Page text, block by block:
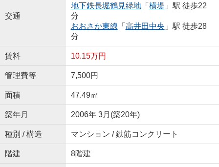
交通
地下鉄長堀鶴見緑地「 横堤 」駅 徒歩22
分
おおさか東線 「 高井田中央 」駅 徒歩28
分
賃料 10.15万円
管理費等 7,500円
面積 47.49㎡
築年月 2006年 3月(築20年)
種別 / 構造 マンション / 鉄筋コンクリート
階建 8階建